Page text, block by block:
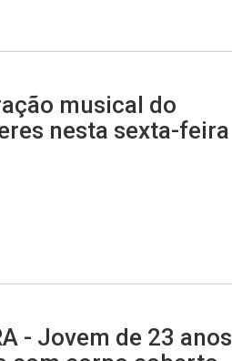
musical do
nesta sexta-feira
- Jovem de 23 anos